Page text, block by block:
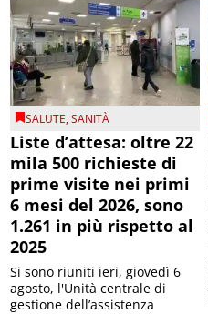
SALUTE,SANITÀ
Liste d’attesa: oltre 22
mila 500 richieste di
prime visite nei primi
6 mesi del 2026, sono
1.261 in più rispetto al
2025
Si sono riuniti ieri, giovedì 6
agosto, l'Unità centrale di
gestione dell’assistenza